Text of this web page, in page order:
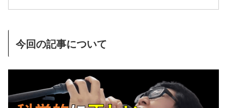
今回の記事について